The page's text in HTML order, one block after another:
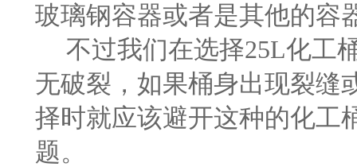
玻璃钢容器或者是其他的容
不过我们在选择25L化工
无破裂，如果桶身出现裂缝
择时就应该避开这种的化工
题。